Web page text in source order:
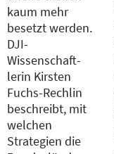
­
kaum mehr
besetzt werden.
DJI-
Wissenschaft­
lerin Kirsten
Fuchs-Rechlin
beschreibt, mit
welchen
Strategien die